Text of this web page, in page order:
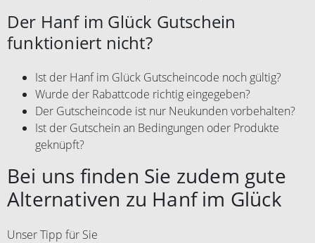
Der Hanf im Glück Gutschein
funktioniert nicht?
Ist der Hanf im Glück Gutscheincode noch gültig?
Wurde der Rabattcode richtig eingegeben?
Der Gutscheincode ist nur Neukunden vorbehalten?
Ist der Gutschein an Bedingungen oder Produkte
geknüpft?
Bei uns finden Sie zudem gute
Alternativen zu Hanf im Glück
Unser Tipp für Sie